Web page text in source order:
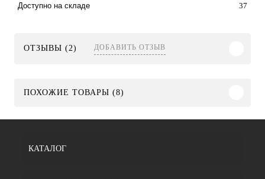
Доступно на складе 37
ОТЗЫВЫ (2) ДОБАВИТЬ ОТЗЫВ
ПОХОЖИЕ ТОВАРЫ (8)
КАТАЛОГ